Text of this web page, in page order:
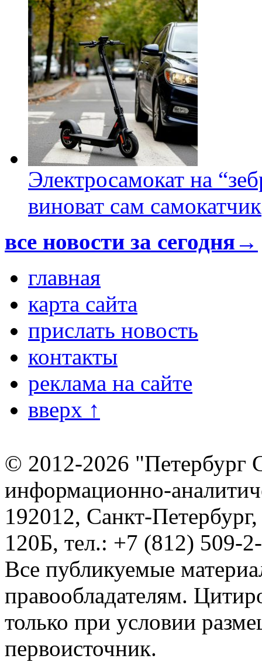
Электросамокат на
виноват сам самокатчик
все новости за сегодня→
главная
карта сайта
прислать новость
контакты
реклама на сайте
вверх ↑
© 2012-2026 "Петербург
информационно-
192012, Санкт-
120Б, тел.: +7 (812) 509-
Все публикуемые
правообладателям.
только при условии
первоисточник.